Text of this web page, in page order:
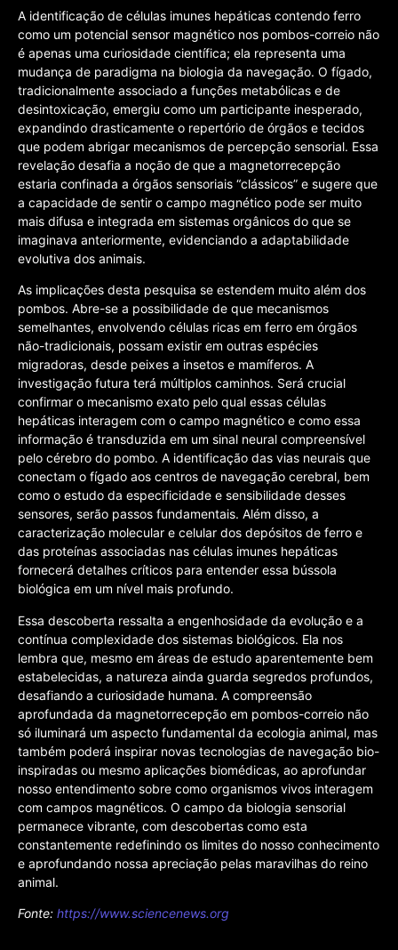
A identificação de células imunes hepáticas contendo ferro
como um potencial sensor magnético nos pombos-correio não
é apenas uma curiosidade científica; ela representa uma
mudança de paradigma na biologia da navegação. O fígado,
tradicionalmente associado a funções metabólicas e de
desintoxicação, emergiu como um participante inesperado,
expandindo drasticamente o repertório de órgãos e tecidos
que podem abrigar mecanismos de percepção sensorial. Essa
revelação desafia a noção de que a magnetorrecepção
estaria confinada a órgãos sensoriais “clássicos” e sugere que
a capacidade de sentir o campo magnético pode ser muito
mais difusa e integrada em sistemas orgânicos do que se
imaginava anteriormente, evidenciando a adaptabilidade
evolutiva dos animais.
As implicações desta pesquisa se estendem muito além dos
pombos. Abre-se a possibilidade de que mecanismos
semelhantes, envolvendo células ricas em ferro em órgãos
não-tradicionais, possam existir em outras espécies
migradoras, desde peixes a insetos e mamíferos. A
investigação futura terá múltiplos caminhos. Será crucial
confirmar o mecanismo exato pelo qual essas células
hepáticas interagem com o campo magnético e como essa
informação é transduzida em um sinal neural compreensível
pelo cérebro do pombo. A identificação das vias neurais que
conectam o fígado aos centros de navegação cerebral, bem
como o estudo da especificidade e sensibilidade desses
sensores, serão passos fundamentais. Além disso, a
caracterização molecular e celular dos depósitos de ferro e
das proteínas associadas nas células imunes hepáticas
fornecerá detalhes críticos para entender essa bússola
biológica em um nível mais profundo.
Essa descoberta ressalta a engenhosidade da evolução e a
contínua complexidade dos sistemas biológicos. Ela nos
lembra que, mesmo em áreas de estudo aparentemente bem
estabelecidas, a natureza ainda guarda segredos profundos,
desafiando a curiosidade humana. A compreensão
aprofundada da magnetorrecepção em pombos-correio não
só iluminará um aspecto fundamental da ecologia animal, mas
também poderá inspirar novas tecnologias de navegação bio-
inspiradas ou mesmo aplicações biomédicas, ao aprofundar
nosso entendimento sobre como organismos vivos interagem
com campos magnéticos. O campo da biologia sensorial
permanece vibrante, com descobertas como esta
constantemente redefinindo os limites do nosso conhecimento
e aprofundando nossa apreciação pelas maravilhas do reino
animal.
Fonte: https://www.sciencenews.org